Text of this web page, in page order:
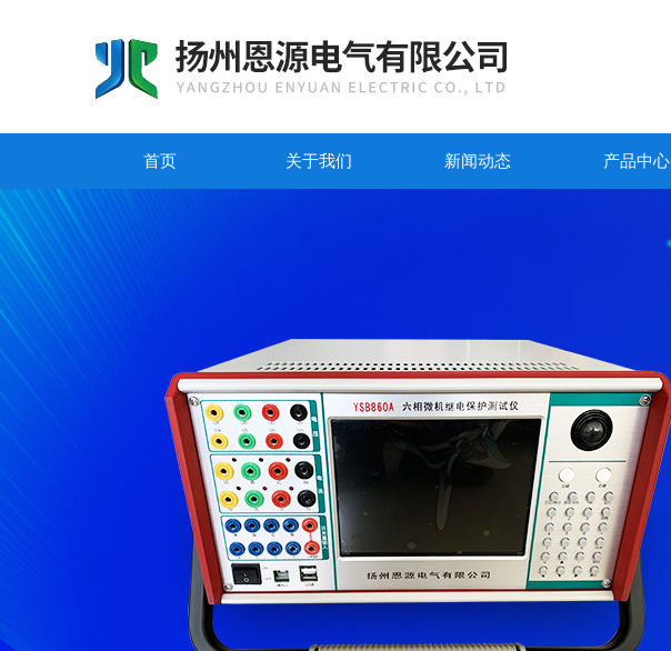
首页 关于我们 新闻动态 产品中心